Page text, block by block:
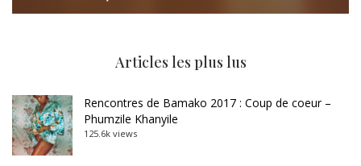
Articles les plus lus
Rencontres de Bamako 2017 : Coup de coeur –
Phumzile Khanyile
125.6k views